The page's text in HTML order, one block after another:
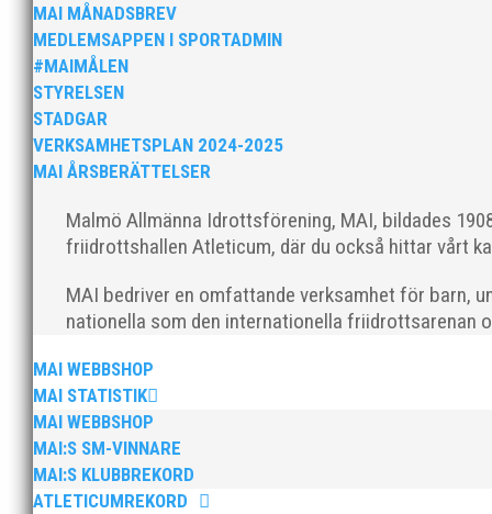
MAI MÅNADSBREV
MEDLEMSAPPEN I SPORTADMIN
#MAIMÅLEN
STYRELSEN
STADGAR
VERKSAMHETSPLAN 2024-2025
MAI ÅRSBERÄTTELSER
Malmö Allmänna Idrottsförening, MAI, bildades
friidrottshallen Atleticum, där du också hittar vårt
MAI bedriver en omfattande verksamhet för barn,
nationella som den internationella friidrottsarenan
MAI WEBBSHOP
MAI STATISTIK
MAI WEBBSHOP
MAI:S SM-VINNARE
MAI:S KLUBBREKORD
ATLETICUMREKORD
Som traditionen bjuder så var vi ett helt gäng löpare
runt Pildammsparken (2,7 km respektive 5,4
Klubbchef – Malmö Allmänna Idrottsförening (MAI)
Allmänna Idrottsförening – MAI – söker en